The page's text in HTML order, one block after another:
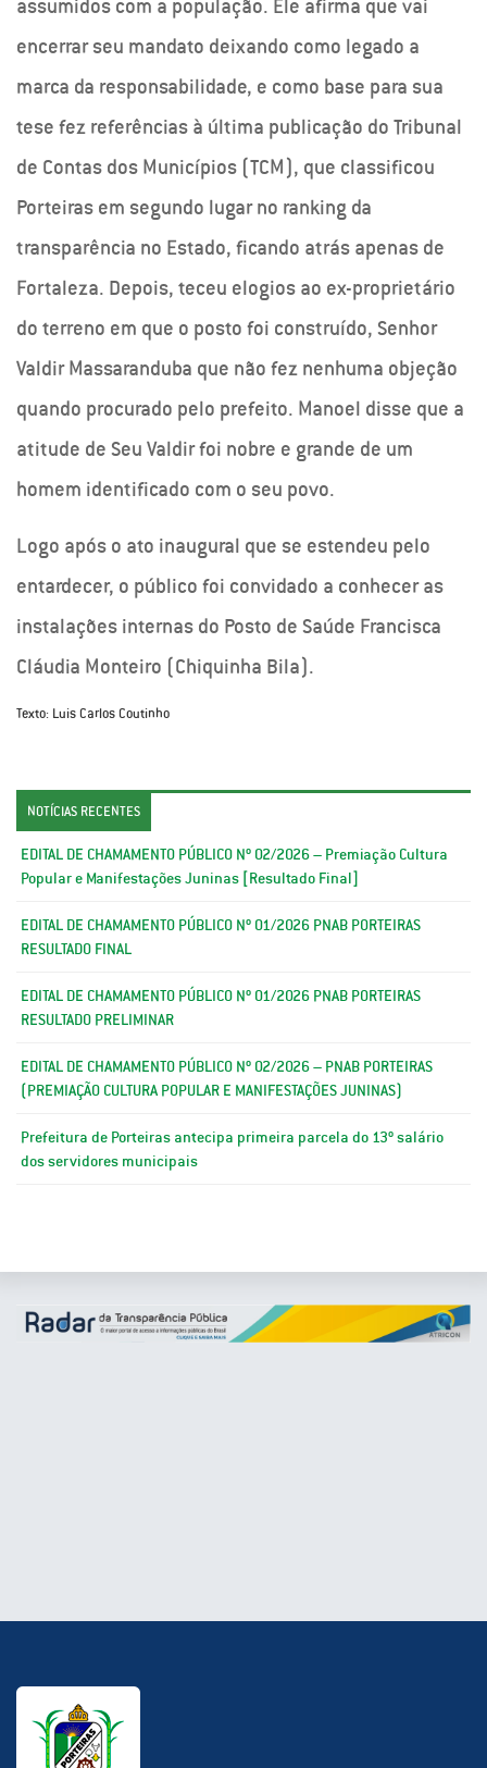
assumidos com a população. Ele afirma que vai
encerrar seu mandato deixando como legado a
marca da responsabilidade, e como base para sua
tese fez referências à última publicação do Tribunal
de Contas dos Municípios (TCM), que classificou
Porteiras em segundo lugar no ranking da
transparência no Estado, ficando atrás apenas de
Fortaleza. Depois, teceu elogios ao ex-proprietário
do terreno em que o posto foi construído, Senhor
Valdir Massaranduba que não fez nenhuma objeção
quando procurado pelo prefeito. Manoel disse que a
atitude de Seu Valdir foi nobre e grande de um
homem identificado com o seu povo.
Logo após o ato inaugural que se estendeu pelo
entardecer, o público foi convidado a conhecer as
instalações internas do Posto de Saúde Francisca
Cláudia Monteiro (Chiquinha Bila).
Texto: Luis Carlos Coutinho
NOTÍCIAS RECENTES
EDITAL DE CHAMAMENTO PÚBLICO Nº 02/2026 – Premiação Cultura
Popular e Manifestações Juninas [Resultado Final]
EDITAL DE CHAMAMENTO PÚBLICO Nº 01/2026 PNAB PORTEIRAS
RESULTADO FINAL
EDITAL DE CHAMAMENTO PÚBLICO Nº 01/2026 PNAB PORTEIRAS
RESULTADO PRELIMINAR
EDITAL DE CHAMAMENTO PÚBLICO Nº 02/2026 – PNAB PORTEIRAS
(PREMIAÇÃO CULTURA POPULAR E MANIFESTAÇÕES JUNINAS)
Prefeitura de Porteiras antecipa primeira parcela do 13º salário
dos servidores municipais